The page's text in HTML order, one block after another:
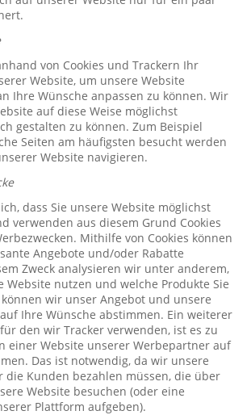
von Cookies und Trackern Ihr
Website, um unsere Website
Ihre Wünsche anpassen zu können. Wir
auf diese Weise möglichst
gestalten zu können. Zum Beispiel
Seiten am häufigsten besucht werden
Website navigieren.
dass Sie unsere Website möglichst
verwenden aus diesem Grund Cookies
Mithilfe von Cookies können
Angebote und/oder Rabatte
Zweck analysieren wir unter anderem,
Website nutzen und welche Produkte Sie
wir unser Angebot und unsere
Ihre Wünsche abstimmen. Ein weiterer
den wir Tracker verwenden, ist es zu
einer Website unserer Werbepartner auf
Das ist notwendig, da wir unsere
die Kunden bezahlen müssen, die über
Website besuchen (oder eine
Plattform aufgeben).